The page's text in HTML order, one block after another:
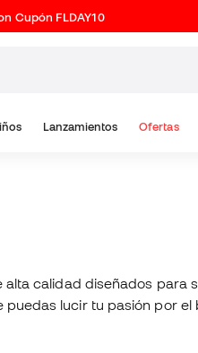
Cupón FLDAY10
Lanzamientos Ofertas
calidad diseñados para
lucir tu pasión por